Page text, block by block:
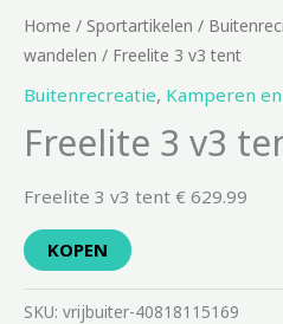
Home / Sportartikelen /
wandelen / Freelite 3 v3 tent
Buitenrecreatie, Kamperen
Freelite 3 v3
Freelite 3 v3 tent € 629.99
KOPEN
SKU: vrijbuiter-40818115169